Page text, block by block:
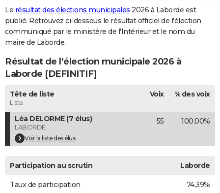
Destinations
City break
Voyage nature
Voyage de noces
Forum
Climat
+
PHOTO
GUIDES D'ACHAT
CARTE DE VOEUX
Carte de Noël
Carte Bonne année
Carte Saint-Valentin
Carte Pâques
Carte d'anniversaire
DICTIONNAIRE
PROGRAMME TV
COPAINS D'AVANT
Bricolage
Lifestyle
Culture
Sport
Auto
Television
Voyage
Cinema
Le résultat des élections municipales 2026 à Laborde est
publié. Retrouvez ci-dessous le résultat officiel de l'élection
communiqué par le ministère de l'Intérieur et le nom du
maire de Laborde.
Résultat de l'élection municipale 2026 à
Laborde [DEFINITIF]
Tête de liste
Liste
Voix % des voix
Léa DELORME (7 élus)
LABORDE
Voir la liste des élus
55 100,00%
Participation au scrutin Laborde
Taux de participation 74,39%